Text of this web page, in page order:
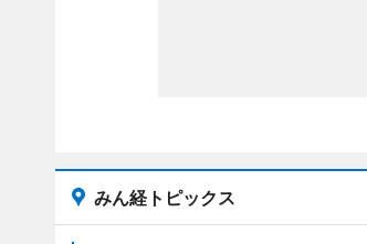
みん経トピックス